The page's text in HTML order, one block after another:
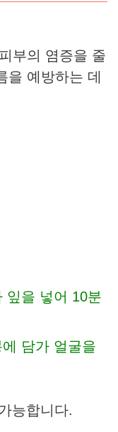
부의 염증을 줄
을 예방하는 데
잎을 넣어 10분
담가 얼굴을
능합니다.